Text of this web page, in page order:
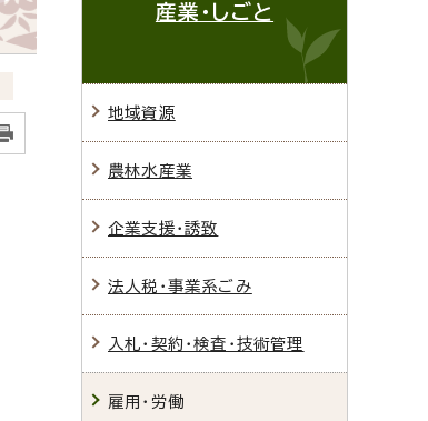
産業・しごと
地域資源
農林水産業
企業支援・誘致
法人税・事業系ごみ
入札・契約・検査・技術管理
雇用・労働